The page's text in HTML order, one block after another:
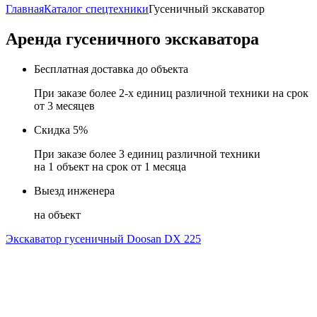
ГлавнаяКаталог спецтехникиГусеничный экскаватор
Аренда гусеничного экскаватора
Бесплатная доставка до объекта
При заказе более 2-х единиц различной техники на срок
от 3 месяцев
Скидка 5%
При заказе более 3 единиц различной техники
на 1 объект на срок от 1 месяца
Выезд инженера
на объект
Экскаватор гусеничный Doosan DX 225